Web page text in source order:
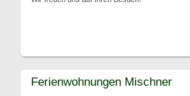
Ferienwohnungen Mischner